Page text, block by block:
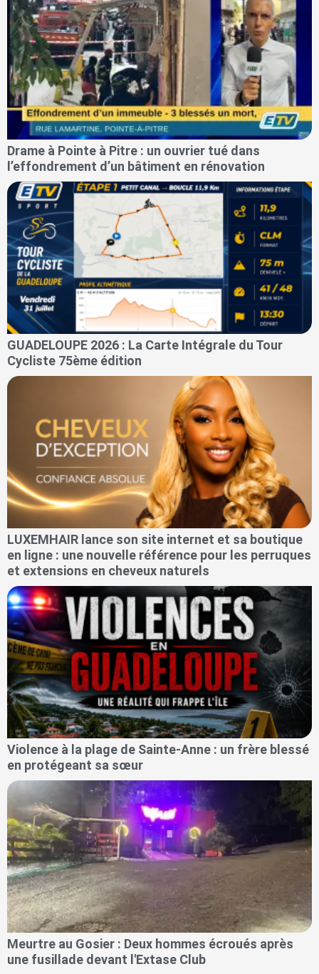
Drame à Pointe à Pitre : un ouvrier tué dans
l’effondrement d’un bâtiment en rénovation
GUADELOUPE 2026 : La Carte Intégrale du Tour
Cycliste 75ème édition
LUXEMHAIR lance son site internet et sa boutique
en ligne : une nouvelle référence pour les perruques
et extensions en cheveux naturels
Violence à la plage de Sainte-Anne : un frère blessé
en protégeant sa sœur
Meurtre au Gosier : Deux hommes écroués après
une fusillade devant l'Extase Club